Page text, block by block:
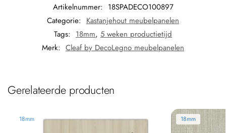
Artikelnummer: 18SPADECO100897
Categorie: Kastanjehout meubelpanelen
Tags: 18mm, 5 weken productietijd
Merk: Cleaf by DecoLegno meubelpanelen
Gerelateerde producten
18mm 18mm